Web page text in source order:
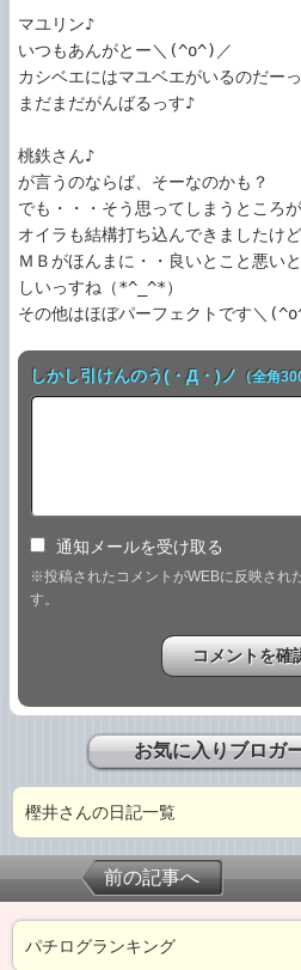
マユリン♪
いつもあんがとー＼(^o^)／
カシベエにはマユベエがいるのだー
まだまだがんばるっす♪
桃鉄さん♪
が言うのならば、そーなのかも？
でも・・・そう思ってしまうところが
オイラも結構打ち込んできましたけど
ＭＢがほんまに・・良いとこと悪い
しいっすね（*^_^*）
その他はほぼパーフェクトです＼
しかし引けんのう(・Д・)ノ （全角
通知メールを受け取る
※投稿されたコメントがWEBに反映され
す。
お気に入りブロガ
樫井さんの日記一覧
前の記事へ
パチログランキング